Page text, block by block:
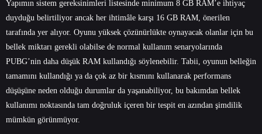
Yapımın sistem gereksinimleri listesinde minimum 8 GB RAM’e ihtiyaç
duyduğu belirtiliyor ancak her ihtimâle karşı 16 GB RAM, önerilen
tarafında yer alıyor. Oyunu yüksek çözünürlükte oynayacak olanlar için bu
bellek miktarı gerekli olabilse de normal kullanım senaryolarında
PUBG’nin daha düşük RAM kullandığı söylenebilir. Tabii, oyunun belleğin
tamamını kullandığı ya da çok az bir kısmını kullanarak performans
düşüşüne neden olduğu durumlar da yaşanabiliyor, bu bakımdan bellek
kullanımı noktasında tam doğruluk içeren bir tespit en azından şimdilik
mümkün görünmüyor.